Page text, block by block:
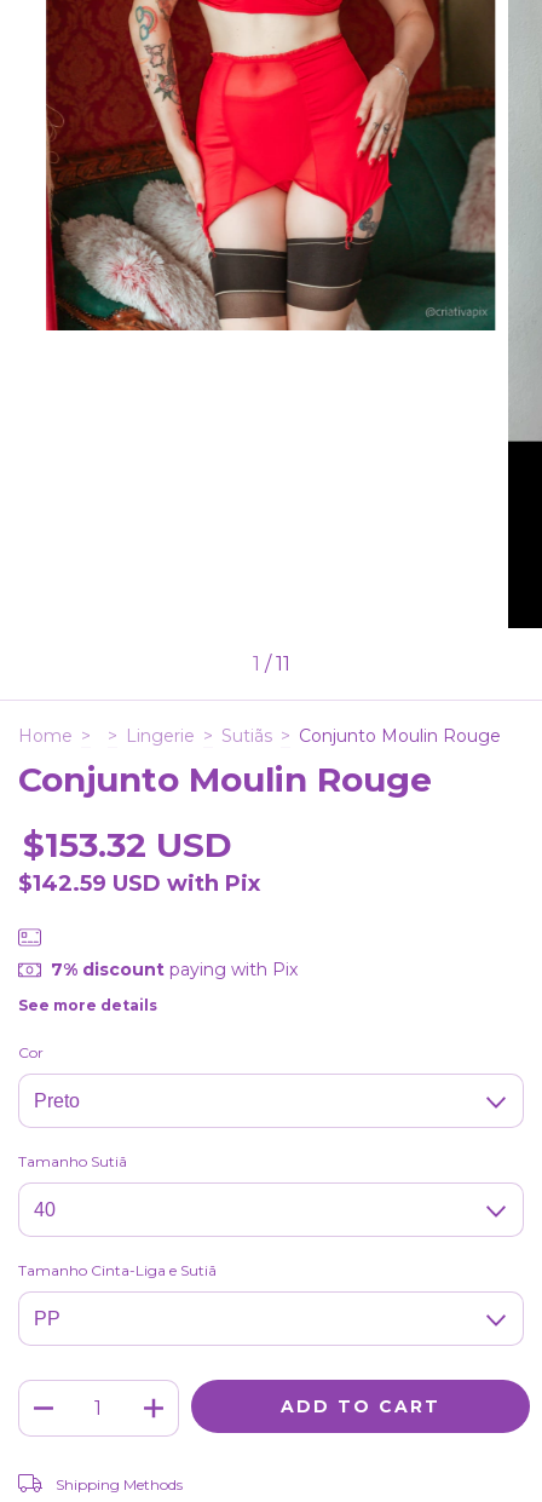
1 / 11
Home > > Lingerie > Sutiãs > Conjunto Moulin Rouge
Conjunto Moulin Rouge
$153.32 USD
$142.59 USD with Pix
7% discountpaying with Pix
See more details
Cor
Tamanho Sutiã
Tamanho Cinta-Liga e Sutiã
Shipping for zipcode:
Shipping Methods